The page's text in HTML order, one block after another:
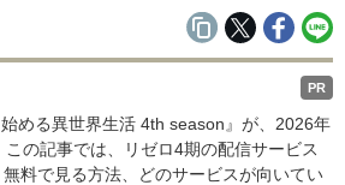
PR
める異世界生活 4th season』が、2026年
の記事では、リゼロ4期の配信サービス
料で見る方法、どのサービスが向いてい